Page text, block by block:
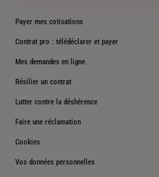
Payer mes cotisations
Contrat pro : télédéclarer et payer
Mes demandes en ligne
Résilier un contrat
Lutter contre la déshérence
Faire une réclamation
Cookies
Vos données personnelles